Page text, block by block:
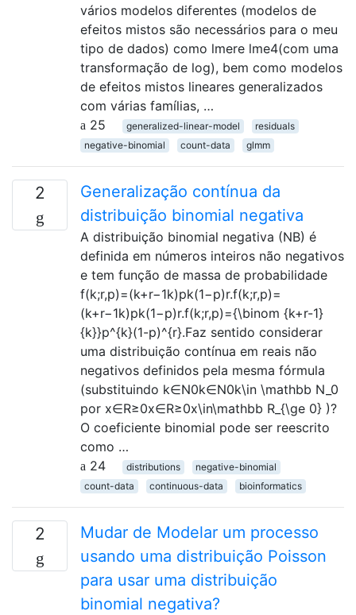
vários modelos diferentes (modelos de
efeitos mistos são necessários para o meu
tipo de dados) como lmere lme4(com uma
transformação de log), bem como modelos
de efeitos mistos lineares generalizados
com várias famílias, …
25
generalized-linear-model
residuals
negative-binomial
count-data glmm
2
Generalização contínua da
distribuição binomial negativa
A distribuição binomial negativa (NB) é
definida em números inteiros não negativos
e tem função de massa de probabilidade
f(k;r,p)=(k+r−1k)pk(1−p)r.f(k;r,p)=
(k+r−1k)pk(1−p)r.f(k;r,p)={\binom {k+r-1}
{k}}p^{k}(1-p)^{r}.Faz sentido considerar
uma distribuição contínua em reais não
negativos definidos pela mesma fórmula
(substituindo k∈N0k∈N0k\in \mathbb N_0
por x∈R≥0x∈R≥0x\in\mathbb R_{\ge 0} )?
O coeficiente binomial pode ser reescrito
como …
24
distributions
negative-binomial
count-data
continuous-data bioinformatics
2
Mudar de Modelar um processo
usando uma distribuição Poisson
para usar uma distribuição
binomial negativa?